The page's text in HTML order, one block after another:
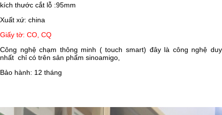
kích thước cắt lỗ :95mm
Xuất xứ: china
Giấy tờ: CO, CQ
Công nghệ chạm thông minh ( touch smart) đây là công nghệ duy
nhất chỉ có trên sản phẩm sinoamigo,
Bảo hành: 12 tháng